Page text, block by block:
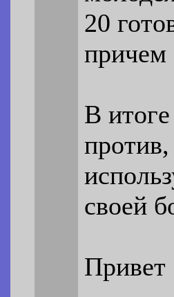
20
причем
В
своей
Привет